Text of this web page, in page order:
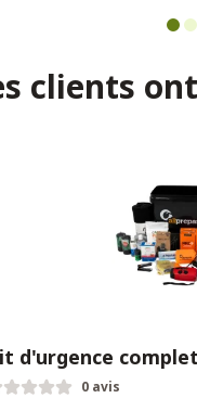
clients
d'urgence complet
0 avis